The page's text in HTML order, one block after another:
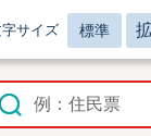
サイズ 標準